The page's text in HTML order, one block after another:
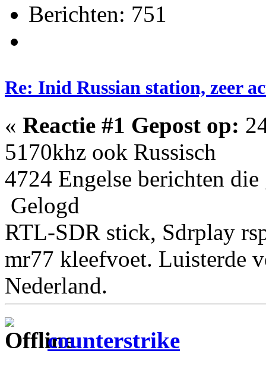
Berichten: 751
Re: Inid Russian station, zeer
« Reactie #1 Gepost op:
5170khz ook Russisch
4724 Engelse berichten
Gelogd
RTL-SDR stick, Sdrplay
mr77 kleefvoet. Luisterde
Nederland.
counterstrike